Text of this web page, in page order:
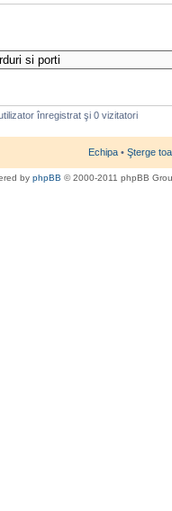
înregistrat şi 0 vizitatori
Echipa • Şterge
by phpBB © 2000-2011 phpBB